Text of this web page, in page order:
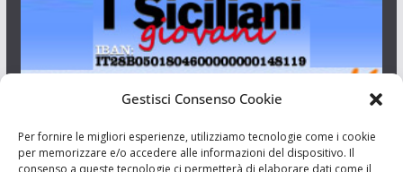
Gestisci Consenso Cookie
Per fornire le migliori esperienze, utilizziamo tecnologie come i cookie
per memorizzare e/o accedere alle informazioni del dispositivo. Il
consenso a queste tecnologie ci permetterà di elaborare dati come il